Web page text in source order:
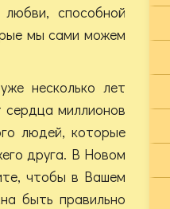
способной
мы сами можем
несколько лет
миллионов
людей, которые
друга. В Новом
чтобы в Вашем
быть правильно